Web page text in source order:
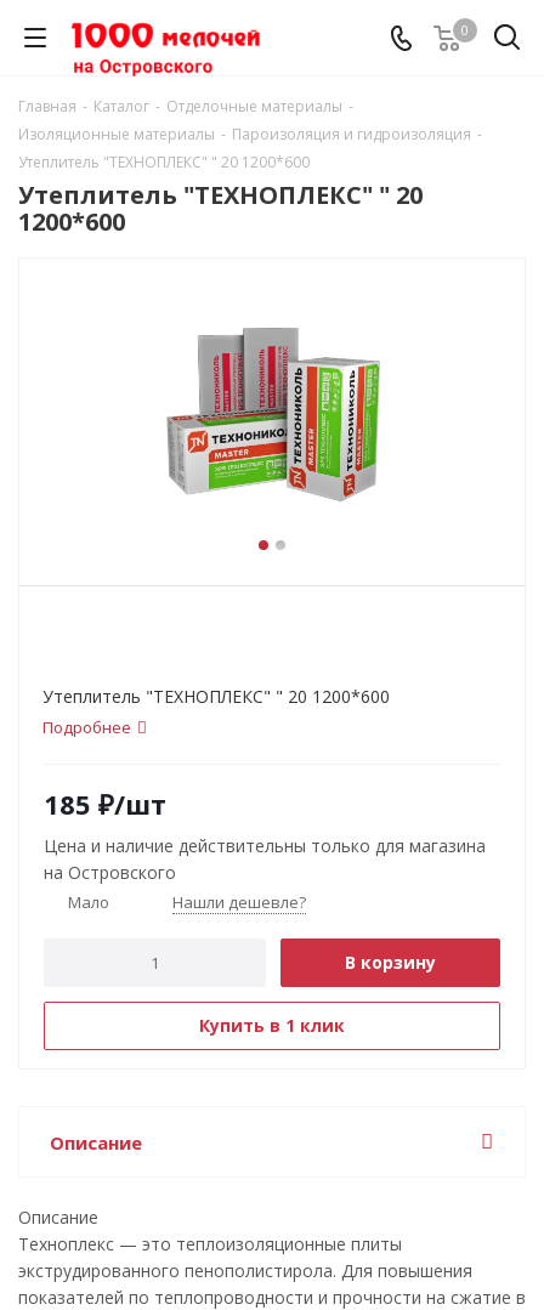
0
Главная - Каталог - Отделочные материалы -
Изоляционные материалы - Пароизоляция и гидроизоляция -
Утеплитель "ТЕХНОПЛЕКС" " 20 1200*600
Утеплитель "ТЕХНОПЛЕКС" " 20
1200*600
Утеплитель "ТЕХНОПЛЕКС" " 20 1200*600
Подробнее
185 ₽/шт
Цена и наличие действительны только для магазина
на Островского
Мало Нашли дешевле?
В корзину
Купить в 1 клик
Описание
Описание
Техноплекс — это теплоизоляционные плиты
экструдированного пенополистирола. Для повышения
показателей по теплопроводности и прочности на сжатие в